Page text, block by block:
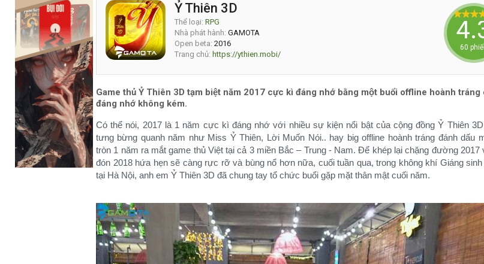
Ỷ Thiên 3D
Thể loại: RPG
Nhà phát hành: GAMOTA
Open beta: 2016
Trang chủ: https://ythien.mobi/
60
Game thủ Ỷ Thiên 3D tạm biệt năm 2017 cực kì đáng nhớ bằng một buổi offline hoành tráng
đáng nhớ không kém.
Có thể nói, 2017 là 1 năm cực kì đáng nhớ với nhiều sự kiện nổi bật của cộng đồng Ỷ Thiên
tưng bừng quanh năm như Miss Ỷ Thiên, Lời Muốn Nói.. hay big offline hoành tráng đánh dấu
tròn 1 năm ra mắt game thủ Việt tại cả 3 miền Bắc – Trung - Nam. Để khép lại chặng đường 2017
đón 2018 hứa hẹn sẽ càng rực rỡ và bùng nổ hơn nữa, cuối tuần qua, trong không khí Giáng
tại Hà Nội, anh em Ỷ Thiên 3D đã chung tay tổ chức buổi gặp mặt thân mật cuối năm.